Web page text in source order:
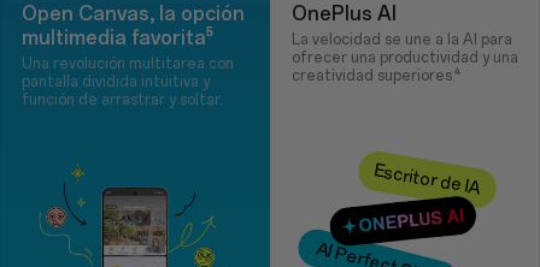
Open Canvas, la opción
multimedia favorita⁵
Una revolución multitarea con
pantalla dividida intuitiva y
función de arrastrar y soltar.
OnePlus AI
La velocidad se une a la AI para
ofrecer una productividad y una
creatividad superiores.⁴
Escritor de IA